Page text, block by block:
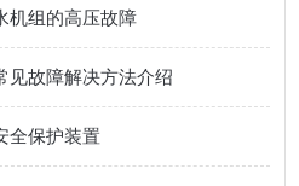
机组的高压故障
见故障解决方法介绍
全保护装置